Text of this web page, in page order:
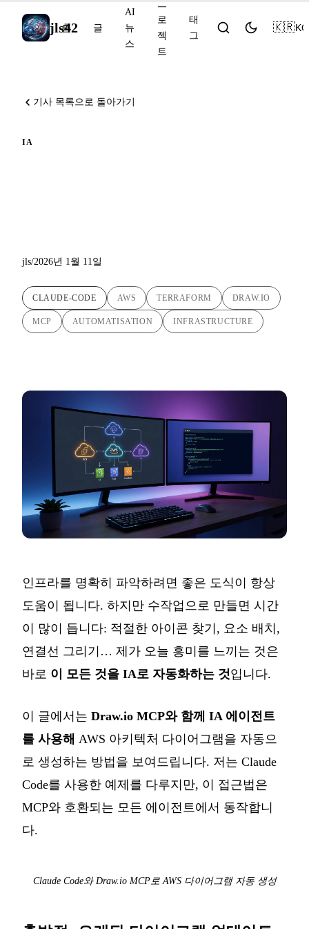
jls42
홈 글
AI
뉴
스
프
로
젝
트
태
그
🇰🇷KO
기사 목록으로 돌아가기
IA
jls/2026년 1월 11일
CLAUDE-CODE AWS TERRAFORM DRAW.IO
MCP AUTOMATISATION INFRASTRUCTURE
인프라를 명확히 파악하려면 좋은 도식이 항상
도움이 됩니다. 하지만 수작업으로 만들면 시간
이 많이 듭니다: 적절한 아이콘 찾기, 요소 배치,
연결선 그리기… 제가 오늘 흥미를 느끼는 것은
바로 이 모든 것을 IA로 자동화하는 것입니다.
이 글에서는 Draw.io MCP와 함께 IA 에이전트
를 사용해 AWS 아키텍처 다이어그램을 자동으
로 생성하는 방법을 보여드립니다. 저는 Claude
Code를 사용한 예제를 다루지만, 이 접근법은
MCP와 호환되는 모든 에이전트에서 동작합니
다.
Claude Code와 Draw.io MCP로 AWS 다이어그램 자동 생성